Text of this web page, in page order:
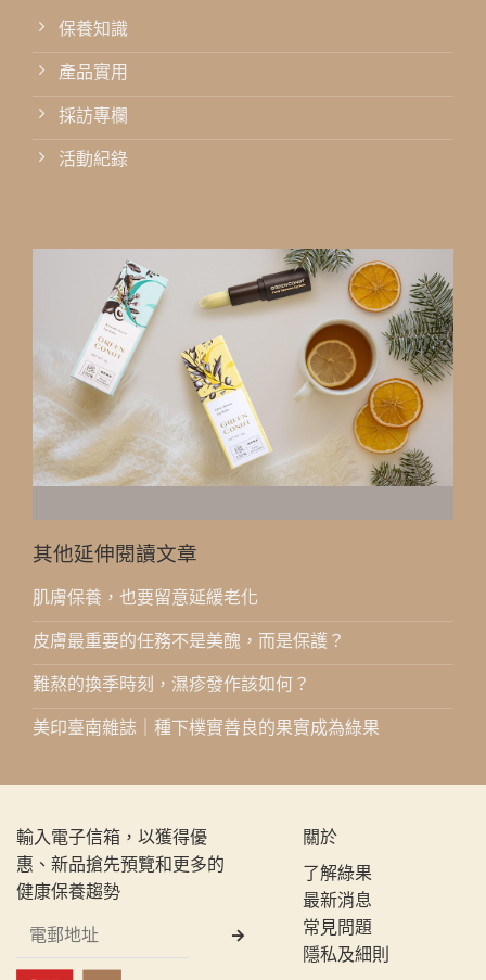
保養知識
產品實用
採訪專欄
活動紀錄
其他延伸閱讀文章
肌膚保養，也要留意延緩老化
皮膚最重要的任務不是美醜，而是保護？
難熬的換季時刻，濕疹發作該如何？
美印臺南雜誌｜種下樸實善良的果實成為綠果
輸入電子信箱，以獲得優
惠、新品搶先預覽和更多的
健康保養趨勢
關於
了解綠果
最新消息
常見問題
隱私及細則